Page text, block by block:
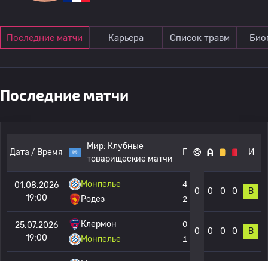
Последние матчи Карьера Список травм
Последние матчи
Дата / Время
Мир: Клубные
товарищеские матчи
Г И
01.08.2026
19:00
Монпелье
Родез
4
2
0 0 0 0 В
25.07.2026
19:00
Клермон
Монпелье
0
1
0 0 0 0 В